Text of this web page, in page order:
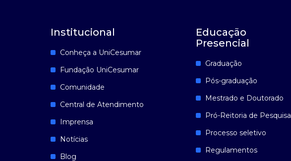
Institucional
Conheça a UniCesumar
Fundação UniCesumar
Comunidade
Central de Atendimento
Imprensa
Notícias
Blog
Educação
Presencial
Graduação
Pós-graduação
Mestrado e Doutorado
Pró-Reitoria de Pesquisa
Processo seletivo
Regulamentos